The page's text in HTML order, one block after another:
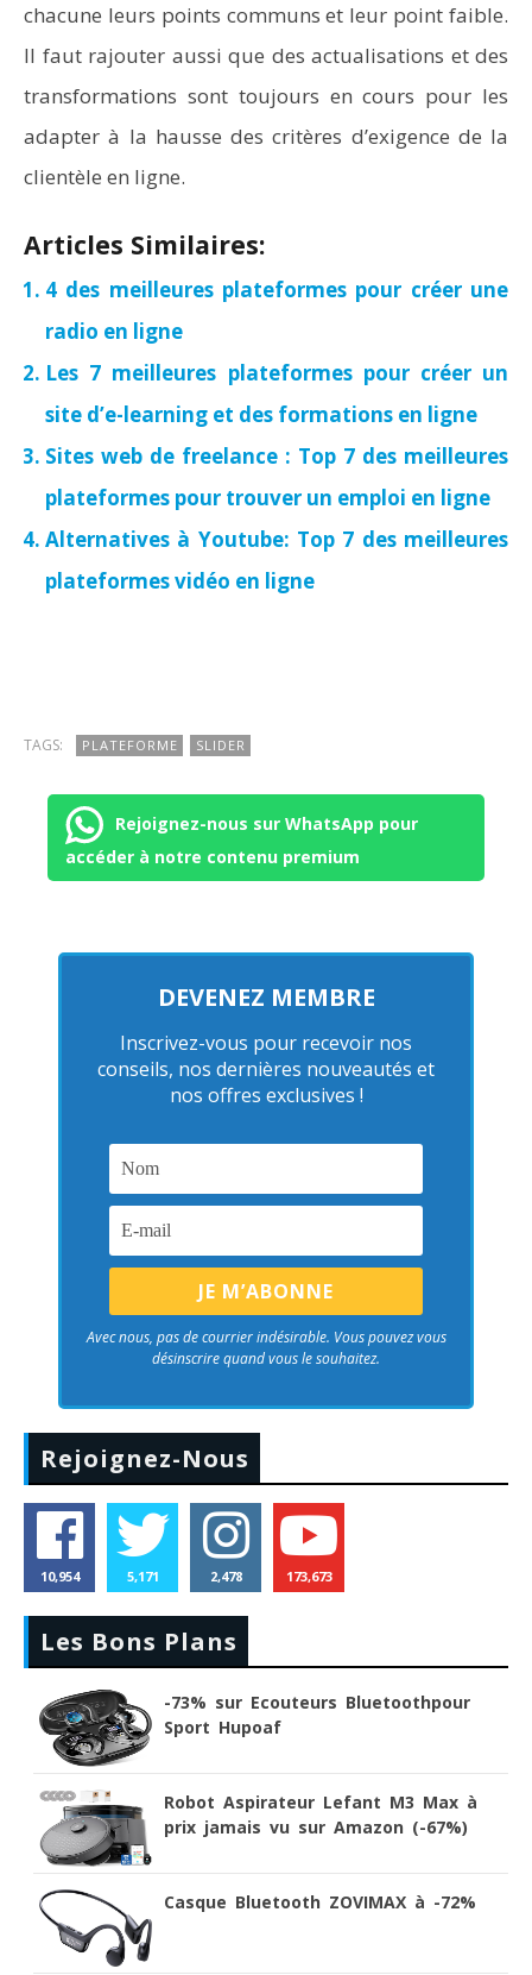
chacune leurs points communs et leur point faible.
Il faut rajouter aussi que des actualisations et des
transformations sont toujours en cours pour les
adapter à la hausse des critères d’exigence de la
clientèle en ligne.
Articles Similaires:
4 des meilleures plateformes pour créer une
radio en ligne
Les 7 meilleures plateformes pour créer un
site d’e-learning et des formations en ligne
Sites web de freelance : Top 7 des meilleures
plateformes pour trouver un emploi en ligne
Alternatives à Youtube: Top 7 des meilleures
plateformes vidéo en ligne
TAGS: PLATEFORME SLIDER
Rejoignez-nous sur WhatsApp pour
accéder à notre contenu premium
DEVENEZ MEMBRE
Inscrivez-vous pour recevoir nos
conseils, nos dernières nouveautés et
nos offres exclusives !
Avec nous, pas de courrier indésirable. Vous pouvez vous
désinscrire quand vous le souhaitez.
Rejoignez-Nous
10,954 5,171 2,478 173,673
Les Bons Plans
-73% sur Ecouteurs Bluetoothpour
Sport Hupoaf
Robot Aspirateur Lefant M3 Max à
prix jamais vu sur Amazon (-67%)
Casque Bluetooth ZOVIMAX à -72%